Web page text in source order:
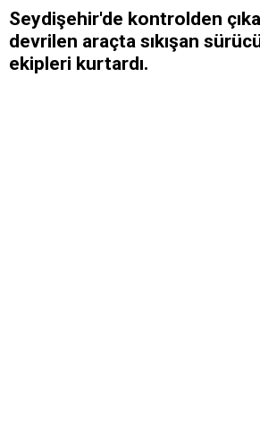
Seydişehir'de kontrolden
devrilen araçta sıkışan
ekipleri kurtardı.